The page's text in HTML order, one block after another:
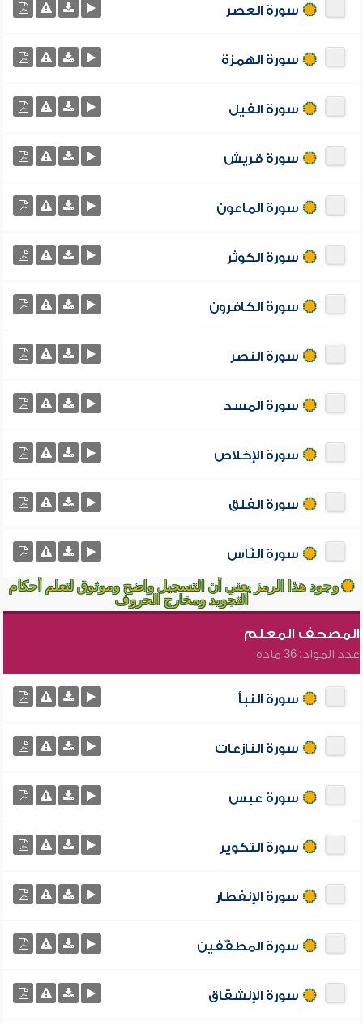
سورة العصر
سورة الهمزة
سورة الفيل
سورة قريش
سورة الماعون
سورة الكوثر
سورة الكافرون
سورة النصر
سورة المسد
سورة الإخلاص
سورة الفلق
سورة النّاس
وجود هذا الرمز يعني أن التسجيل واضح وموثوق لتعلم أحكام
التجويد ومخارج الحروف
المصحف المعلم
عدد المواد: 36 مادة
سورة النبأ
سورة النازعات
سورة عبس
سورة التكوير
سورة الإنفطار
سورة المطفّفين
سورة الإنشقاق